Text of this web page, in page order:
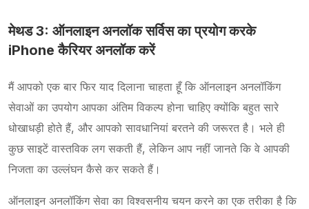
मेथड 3: ऑनलाइन अनलॉक सर्विस का प्रयोग करके
iPhone कैरियर अनलॉक करें
मैं आपको एक बार फिर याद दिलाना चाहता हूँ कि ऑनलाइन अनलॉकिंग
सेवाओं का उपयोग आपका अंतिम विकल्प होना चाहिए क्योंकि बहुत सारे
धोखाधड़ी होते हैं, और आपको सावधानियां बरतने की जरूरत है। भले ही
कुछ साइटें वास्तविक लग सकती हैं, लेकिन आप नहीं जानते कि वे आपकी
निजता का उल्लंघन कैसे कर सकते हैं।
ऑनलाइन अनलॉकिंग सेवा का विश्वसनीय चयन करने का एक तरीका है कि